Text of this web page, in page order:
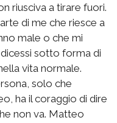
riusciva a tirare fuori.
di me che riesce a
male o che mi
sotto forma di
vita normale.
solo che
ha il coraggio di dire
non va. Matteo